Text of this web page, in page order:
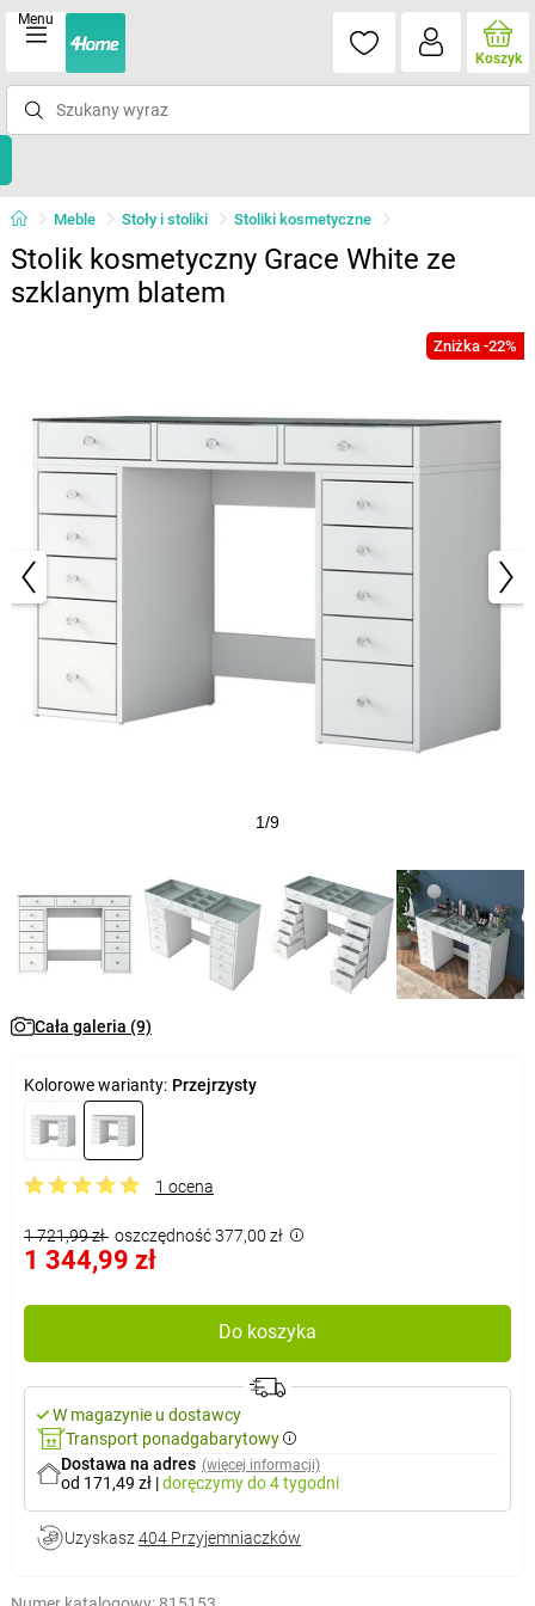
Menu
Koszyk
Meble Stoły i stoliki Stoliki kosmetyczne
Stolik kosmetyczny Grace White ze
szklanym blatem
Zniżka -22%
1/9
Cała galeria (9)
Kolorowe warianty: Przejrzysty
1 ocena
1 721,99 zł oszczędność 377,00 zł
1 344,99 zł
Do koszyka
W magazynie u dostawcy
Transport ponadgabarytowy
Dostawa na adres (więcej informacji)
od 171,49 zł |doręczymydo 4 tygodni
Uzyskasz 404 Przyjemniaczków